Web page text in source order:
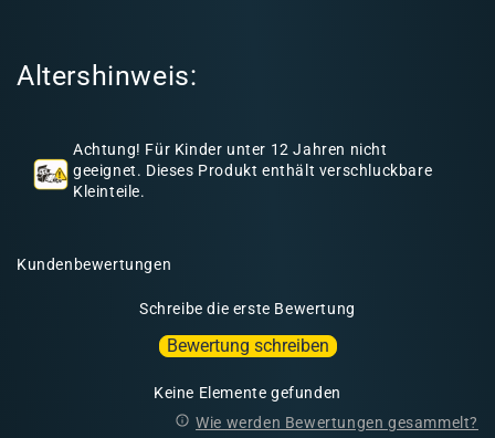
I
Altershinweis:
Achtung! Für Kinder unter 12 Jahren nicht
geeignet. Dieses Produkt enthält verschluckbare
Kleinteile.
Kundenbewertungen
Schreibe die erste Bewertung
Bewertung schreiben
Keine Elemente gefunden
Wie werden Bewertungen gesammelt?